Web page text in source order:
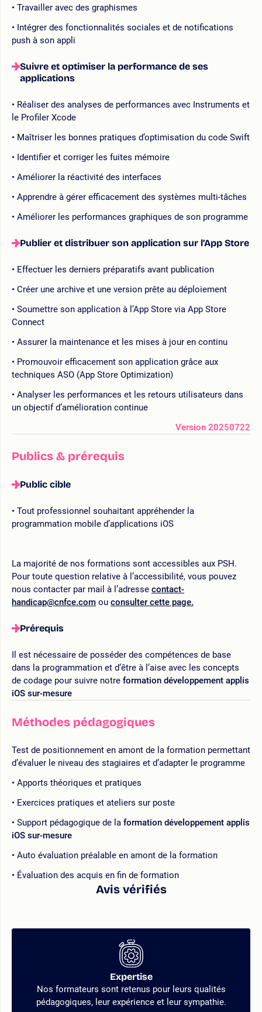
Travailler avec des graphismes
Intégrer des fonctionnalités sociales et de notifications
push à son appli
Suivre et optimiser la performance de ses
applications
Réaliser des analyses de performances avec Instruments et
le Profiler Xcode
Maîtriser les bonnes pratiques d’optimisation du code Swift
Identifier et corriger les fuites mémoire
Améliorer la réactivité des interfaces
Apprendre à gérer efficacement des systèmes multi-tâches
Améliorer les performances graphiques de son programme
Publier et distribuer son application sur l’App Store
Effectuer les derniers préparatifs avant publication
Créer une archive et une version prête au déploiement
Soumettre son application à l’App Store via App Store
Connect
Assurer la maintenance et les mises à jour en continu
Promouvoir efficacement son application grâce aux
techniques ASO (App Store Optimization)
Analyser les performances et les retours utilisateurs dans
un objectif d’amélioration continue
Version 20250722
Publics & prérequis
Public cible
Tout professionnel souhaitant appréhender la
programmation mobile d’applications iOS
La majorité de nos formations sont accessibles aux PSH.
Pour toute question relative à l’accessibilité, vous pouvez
nous contacter par mail à l’adresse contact-
handicap@cnfce.com ou consulter cette page.
Prérequis
Il est nécessaire de posséder des compétences de base
dans la programmation et d’être à l’aise avec les concepts
de codage pour suivre notre formation développement applis
iOS sur-mesure
Méthodes pédagogiques
Test de positionnement en amont de la formation permettant
d’évaluer le niveau des stagiaires et d’adapter le programme
Apports théoriques et pratiques
Exercices pratiques et ateliers sur poste
Support pédagogique de la formation développement applis
iOS sur-mesure
Auto évaluation préalable en amont de la formation
Évaluation des acquis en fin de formation
Avis vérifiés
Expertise
Nos formateurs sont retenus pour leurs qualités
pédagogiques, leur expérience et leur sympathie.